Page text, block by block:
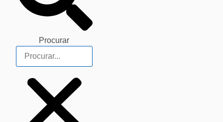
Procurar